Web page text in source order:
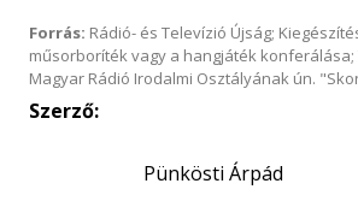
Forrás: Rádió- és Televízió Újság;
műsorboríték vagy a hangjáték
Magyar Rádió Irodalmi Osztályának ún.
Szerző:
Pünkösti Árpád